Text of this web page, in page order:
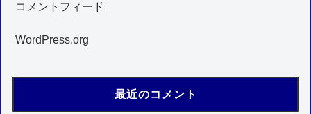
コメントフィード
WordPress.org
最近のコメント